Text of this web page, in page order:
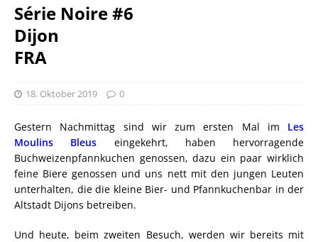
Série Noire #6
Dijon
FRA
18. Oktober 2019 0
Gestern Nachmittag sind wir zum ersten Mal im Les
Moulins Bleus eingekehrt, haben hervorragende
Buchweizenpfannkuchen genossen, dazu ein paar wirklich
feine Biere genossen und uns nett mit den jungen Leuten
unterhalten, die die kleine Bier- und Pfannkuchenbar in der
Altstadt Dijons betreiben.
Und heute, beim zweiten Besuch, werden wir bereits mit